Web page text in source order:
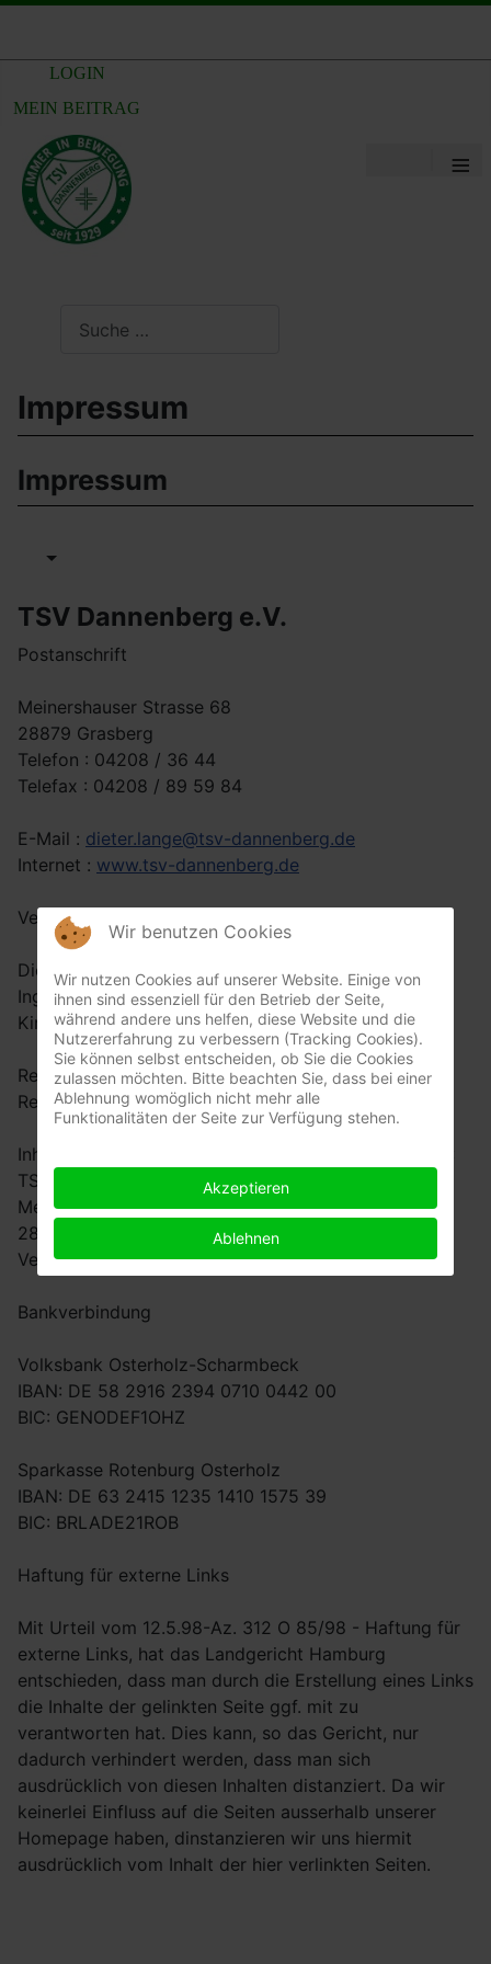
LOGIN
MEIN BEITRAG
≡
Impressum
Impressum
TSV Dannenberg e.V.
Postanschrift
Meinershauser Strasse 68
28879 Grasberg
Telefon : 04208 / 36 44
Telefax : 04208 / 89 59 84
E-Mail : dieter.lange@tsv-dannenberg.de
Internet : www.tsv-dannenberg.de
Vertretungsberechtigter Vorstand
Dieter Lange (1.Vorsitzender)
Inge Hahnenfeld (2.Vorsitzende)
Kirsten Stelter (3. Vorsitzende)
Registergericht Walsrode
Registernummer VR 160098
Inhaltlich Verantwortlicher gemäß § 5 Absatz 1 TMG:
TSV Dannenberg e.V.
Meinershauser Strasse 68
28879 Grasberg
Vertreten durch den Vorstand (siehe oben)
Bankverbindung
Volksbank Osterholz-Scharmbeck
IBAN: DE 58 2916 2394 0710 0442 00
BIC: GENODEF1OHZ
Sparkasse Rotenburg Osterholz
IBAN: DE 63 2415 1235 1410 1575 39
BIC: BRLADE21ROB
Haftung für externe Links
Mit Urteil vom 12.5.98-Az. 312 O 85/98 - Haftung für
externe Links, hat das Landgericht Hamburg
entschieden, dass man durch die Erstellung eines Links
die Inhalte der gelinkten Seite ggf. mit zu
verantworten hat. Dies kann, so das Gericht, nur
dadurch verhindert werden, dass man sich
ausdrücklich von diesen Inhalten distanziert. Da wir
keinerlei Einfluss auf die Seiten ausserhalb unserer
Homepage haben, dinstanzieren wir uns hiermit
ausdrücklich vom Inhalt der hier verlinkten Seiten.
Wir benutzen Cookies
Wir nutzen Cookies auf unserer Website. Einige von
ihnen sind essenziell für den Betrieb der Seite,
während andere uns helfen, diese Website und die
Nutzererfahrung zu verbessern (Tracking Cookies).
Sie können selbst entscheiden, ob Sie die Cookies
zulassen möchten. Bitte beachten Sie, dass bei einer
Ablehnung womöglich nicht mehr alle
Funktionalitäten der Seite zur Verfügung stehen.
Akzeptieren
Ablehnen